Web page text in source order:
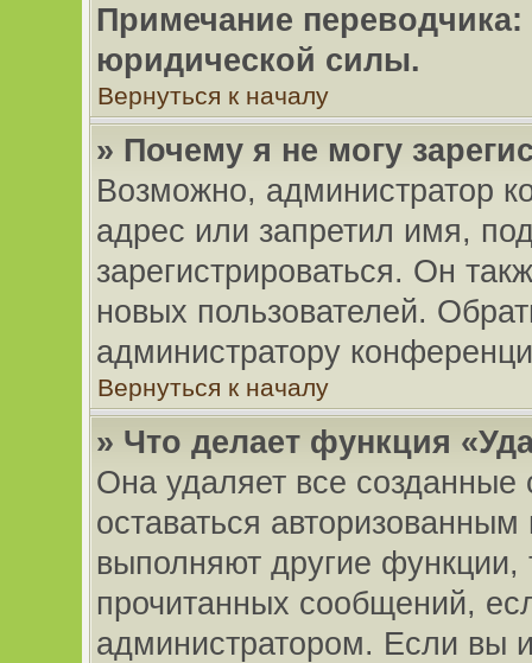
Примечание
юридической силы.
Вернуться к началу
» Почему я не могу
Возможно, администратор
адрес или запретил имя,
зарегистрироваться. Он
новых пользователей.
администратору
Вернуться к началу
» Что делает функция
Она удаляет все
оставаться
выполняют другие функции,
прочитанных сообщений,
администратором. Если вы